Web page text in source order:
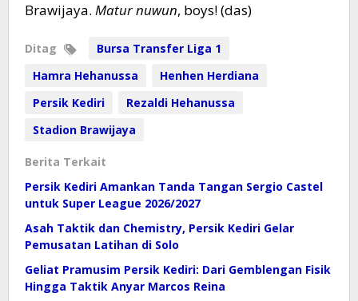
Brawijaya. Matur nuwun, boys! (das)
Ditag
Bursa Transfer Liga 1
Hamra Hehanussa
Henhen Herdiana
Persik Kediri
Rezaldi Hehanussa
Stadion Brawijaya
Berita Terkait
Persik Kediri Amankan Tanda Tangan Sergio Castel
untuk Super League 2026/2027
Asah Taktik dan Chemistry, Persik Kediri Gelar
Pemusatan Latihan di Solo
Geliat Pramusim Persik Kediri: Dari Gemblengan Fisik
Hingga Taktik Anyar Marcos Reina